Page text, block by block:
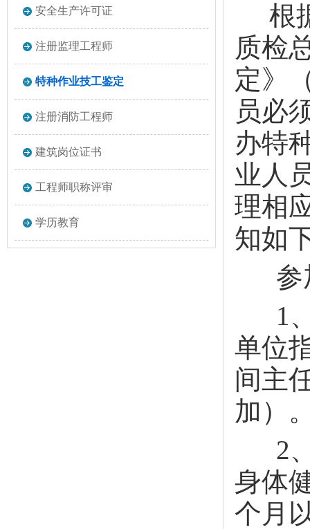
安全生产许可证
注册监理工程师
特种作业技工鉴定
注册消防工程师
建筑岗位证书
工程师职称评审
学历教育
根
质检
定》
员必
办特
业人
理相
知如
参
1、
单位
间主
加）
2、
身体
个月